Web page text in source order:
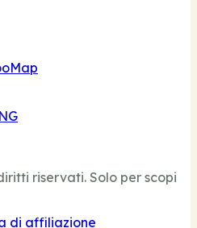
riservati. Solo per scopi
di affiliazione